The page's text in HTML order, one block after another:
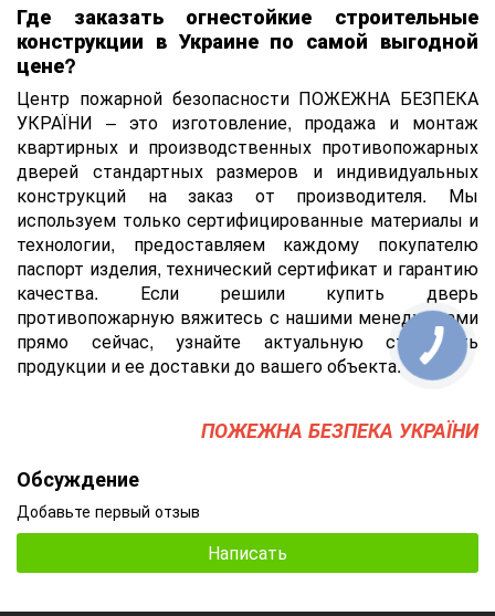
Где заказать огнестойкие строительные
конструкции в Украине по самой выгодной
цене?
Центр пожарной безопасности ПОЖЕЖНА БЕЗПЕКА
УКРАЇНИ – это изготовление, продажа и монтаж
квартирных и производственных противопожарных
дверей стандартных размеров и индивидуальных
конструкций на заказ от производителя. Мы
используем только сертифицированные материалы и
технологии, предоставляем каждому покупателю
паспорт изделия, технический сертификат и гарантию
качества. Если решили купить дверь
противопожарную вяжитесь с нашими менеджерами
прямо сейчас, узнайте актуальную стоимость
продукции и ее доставки до вашего объекта.
ПОЖЕЖНА БЕЗПЕКА УКРАЇНИ
Обсуждение
Добавьте первый отзыв
Написать